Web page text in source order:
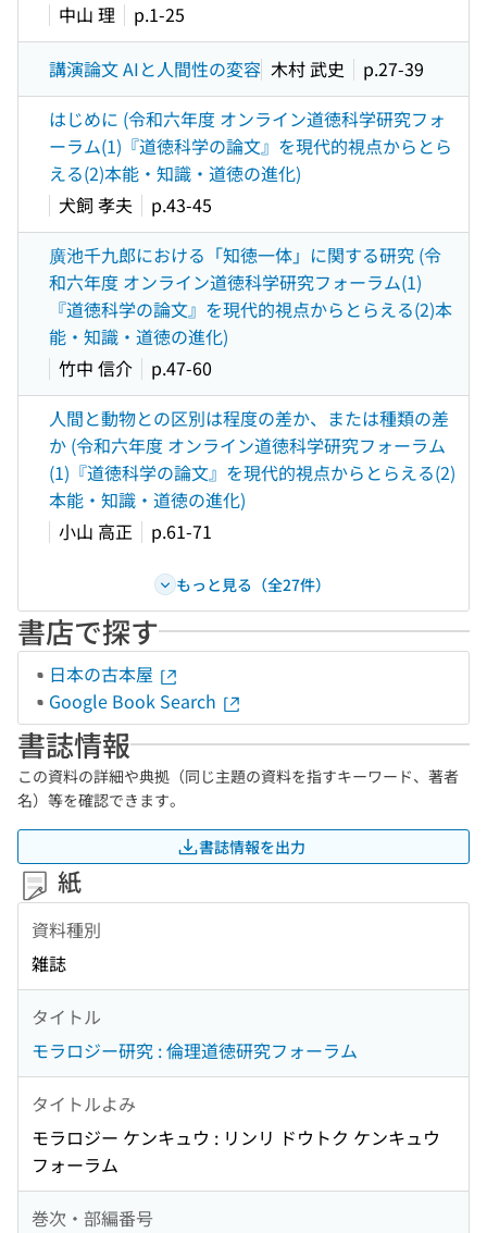
中山 理
p.1-25
講演論文 AIと人間性の変容 木村 武史
p.27-39
はじめに (令和六年度 オンライン道徳科学研究フォ
ーラム(1)『道徳科学の論文』を現代的視点からとら
える(2)本能・知識・道徳の進化)
犬飼 孝夫
p.43-45
廣池千九郎における「知徳一体」に関する研究 (令
和六年度 オンライン道徳科学研究フォーラム(1)
『道徳科学の論文』を現代的視点からとらえる(2)本
能・知識・道徳の進化)
竹中 信介
p.47-60
人間と動物との区別は程度の差か、または種類の差
か (令和六年度 オンライン道徳科学研究フォーラム
(1)『道徳科学の論文』を現代的視点からとらえる(2)
本能・知識・道徳の進化)
小山 高正
p.61-71
もっと見る（全27件）
書店で探す
日本の古本屋
Google Book Search
書誌情報
この資料の詳細や典拠（同じ主題の資料を指すキーワード、著者
名）等を確認できます。
書誌情報を出力
紙
資料種別
雑誌
タイトル
モラロジー研究 : 倫理道徳研究フォーラム
タイトルよみ
モラロジー ケンキュウ : リンリ ドウトク ケンキュウ
フォーラム
巻次・部編番号